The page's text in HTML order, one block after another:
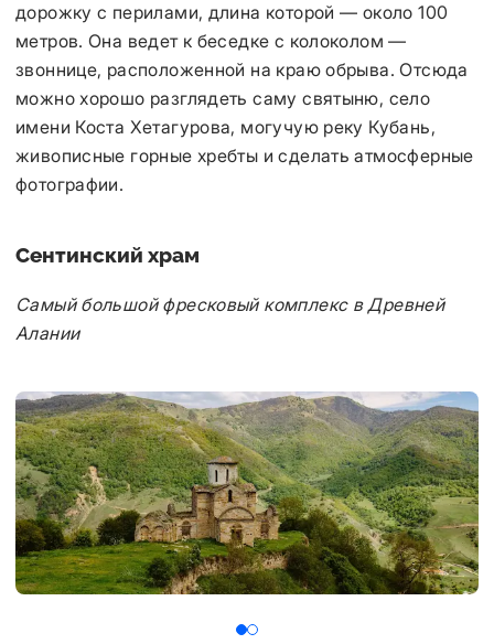
дорожку с перилами, длина которой — около 100
метров. Она ведет к беседке с колоколом —
звоннице, расположенной на краю обрыва. Отсюда
можно хорошо разглядеть саму святыню, село
имени Коста Хетагурова, могучую реку Кубань,
живописные горные хребты и сделать атмосферные
фотографии.
Сентинский храм
Самый большой фресковый комплекс в Древней
Алании